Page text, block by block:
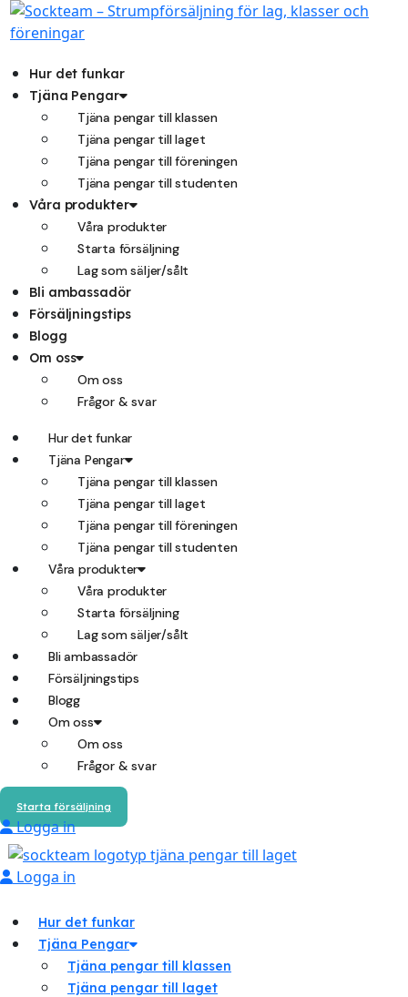
Hoppa
till
Hur det funkar
Tjäna Pengar
Tjäna pengar till klassen
Tjäna pengar till laget
Tjäna pengar till föreningen
Tjäna pengar till studenten
Våra produkter
Våra produkter
Starta försäljning
Lag som säljer/sålt
Bli ambassadör
Försäljningstips
Blogg
Om oss
Om oss
Frågor & svar
Hur det funkar
Tjäna Pengar
Tjäna pengar till klassen
Tjäna pengar till laget
Tjäna pengar till föreningen
Tjäna pengar till studenten
Våra produkter
Våra produkter
Starta försäljning
Lag som säljer/sålt
Bli ambassadör
Försäljningstips
Blogg
Om oss
Om oss
Frågor & svar
Starta försäljning
Logga in
Logga in
Hur det funkar
Tjäna Pengar
Tjäna pengar till klassen
Tjäna pengar till laget